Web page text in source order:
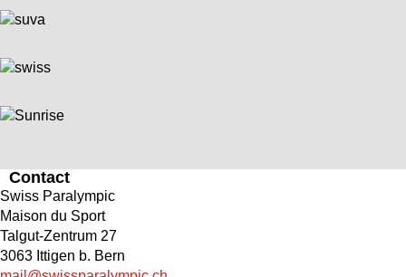
Contact
Swiss Paralympic
Maison du Sport
Talgut-Zentrum 27
3063 Ittigen b. Bern